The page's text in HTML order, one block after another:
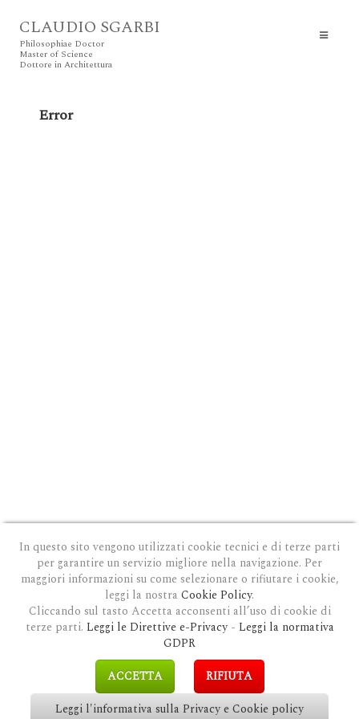
CLAUDIO SGARBI
Philosophiae Doctor
Master of Science
Dottore in Architettura
Error
PRIVACY E COOKIE POLICY | COOKIE POLICY|CONDIZIONI GENERALI D'USO|GDPR
| GDPR RICHIESTA CANCELLAZIONE
COPYRIGHT © 2018 CLAUDIOSGARBI.COM - TUTTI I DIRITTI RISERVATI.
SITE BYGUALDI PROMOTION&LP-STUDIO
In questo sito vengono utilizzati cookie tecnici e di terze parti
per garantire un servizio migliore nella navigazione. Per
maggiori informazioni su come selezionare o rifiutare i cookie,
leggi la nostra Cookie Policy.
Cliccando sul tasto Accetta acconsenti all’uso di cookie di
terze parti. Leggi le Direttive e-Privacy- Leggi la normativa
GDPR
ACCETTA
RIFIUTA
Leggi l'informativa sulla Privacy e Cookie policy